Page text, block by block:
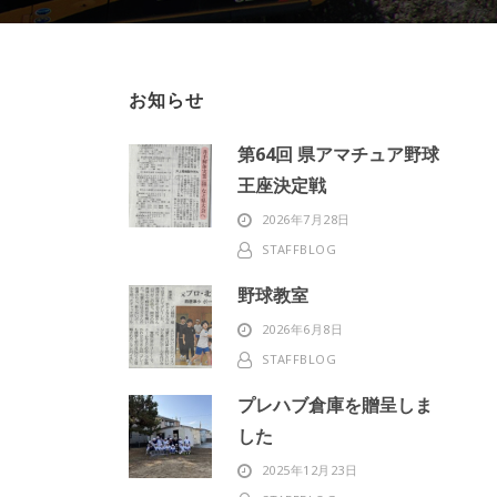
お知らせ
第64回 県アマチュア野球
王座決定戦
2026年7月28日
STAFFBLOG
野球教室
2026年6月8日
STAFFBLOG
プレハブ倉庫を贈呈しま
した
2025年12月23日